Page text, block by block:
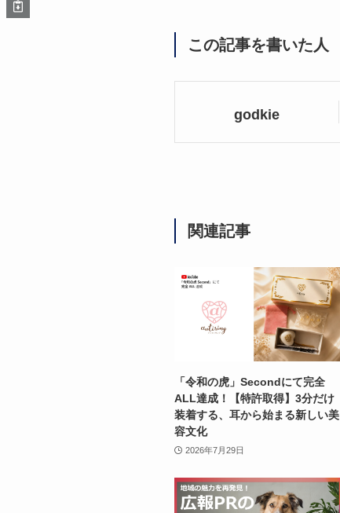
この記事を書いた人
godkie
関連記事
「令和の虎」Secondにて完全
ALL達成！【特許取得】3分だけ
装着する、耳から始まる新しい美
容文化
2026年7月29日